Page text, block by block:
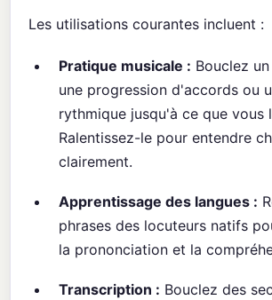
Les utilisations courantes incluent :
Pratique musicale : Bouclez
une progression d'accords ou
rythmique jusqu'à ce que vous
Ralentissez-le pour entendre
clairement.
Apprentissage des langues :
phrases des locuteurs natifs
la prononciation et la
Transcription : Bouclez des